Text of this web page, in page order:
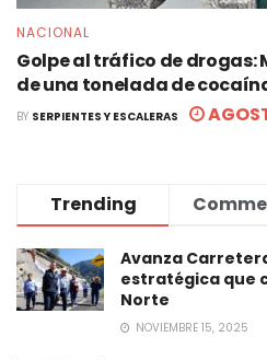
NACIONAL
Golpe al tráfico de drogas:
de una tonelada de
BY SERPIENTES Y ESCALERAS
Trending
Avanza
estratégica que
Norte
NOVIEMBRE 15, 2025